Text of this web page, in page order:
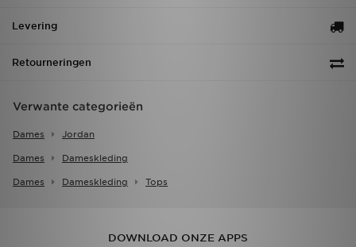
Levering
Retourneringen
Verwante categorieën
Dames Jordan
Dames Dameskleding
Dames Dameskleding Tops
DOWNLOAD ONZE APPS